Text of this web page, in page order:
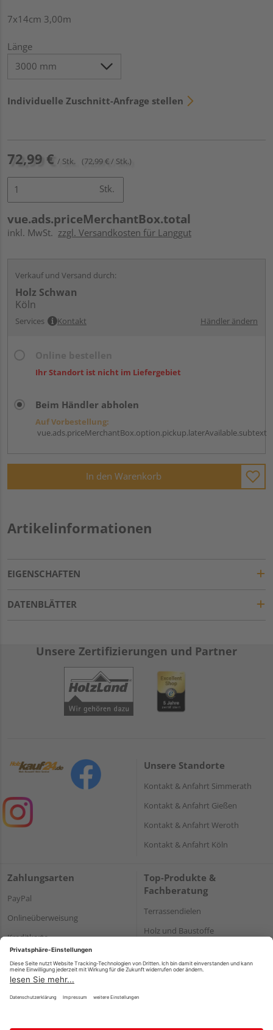
7x14cm 3,00m
Länge
Individuelle Zuschnitt-Anfrage stellen
72,99 € / Stk. (72,99 € / Stk.)
Stk.
vue.ads.priceMerchantBox.total
inkl. MwSt. zzgl. Versandkosten für Langgut
Verkauf und Versand durch:
Holz Schwan
Köln
Services Kontakt Händler ändern
Ihr Standort ist nicht im Liefergebiet
Beim Händler abholen
Auf Vorbestellung:
vue.ads.priceMerchantBox.option.pickup.laterAvailable.subtext
In den Warenkorb
Artikelinformationen
EIGENSCHAFTEN
DATENBLÄTTER
Unsere Zertifizierungen und Partner
Unsere Standorte
Kontakt & Anfahrt Simmerath
Kontakt & Anfahrt Gießen
Kontakt & Anfahrt Weroth
Kontakt & Anfahrt Köln
Zahlungsarten
PayPal
Onlineüberweisung
Kreditkarte
Rechnung*
*Bonität vorausgesetzt
Top-Produkte &
Fachberatung
Terrassendielen
Holz und Baustoffe
Impressum Datenschutz AGB Barrierefreiheitserklärung